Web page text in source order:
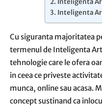
Inteligenta
Inteligenta
Cu siguranta majoritatea
termenul de Inteligenta
tehnologie care le ofera
in ceea ce priveste
munca, online sau acasa.
concept sustinand ca